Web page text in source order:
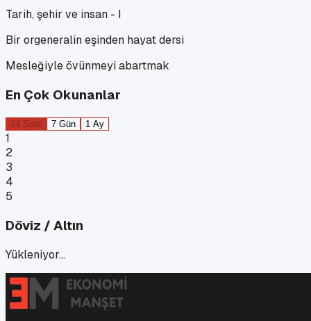
Tarih, şehir ve insan - I
Bir orgeneralin eşinden hayat dersi
Mesleğiyle övünmeyi abartmak
En Çok Okunanlar
24 Saat 7 Gün 1 Ay
1
2
3
4
5
Döviz / Altın
Yükleniyor…